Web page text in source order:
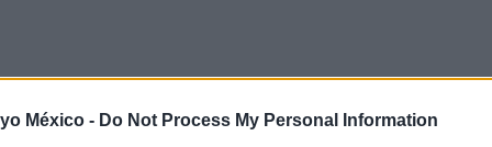
México - Do Not Process My Personal Information
cremitas, productos de higiene, etc.
pantaloncitos, camisetas, jerseis, alguna chamarrita si es